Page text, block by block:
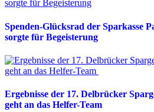
Spenden-Glücksrad der Sparkasse
sorgte für Begeisterung
Ergebnisse der 17. Delbrücker
geht an das Helfer-Team